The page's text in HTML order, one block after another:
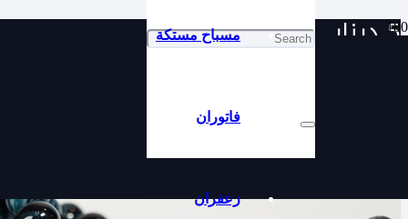
مسباح مستكة
فاتوران
زعفران
5 دينار